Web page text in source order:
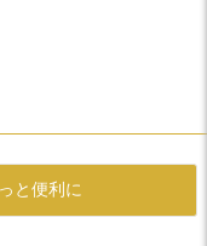
と便利に